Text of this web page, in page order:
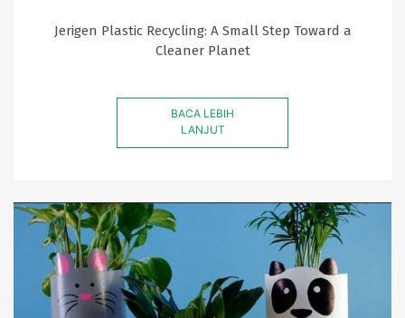
Jerigen Plastic Recycling: A Small Step Toward a
Cleaner Planet
BACA LEBIH
LANJUT